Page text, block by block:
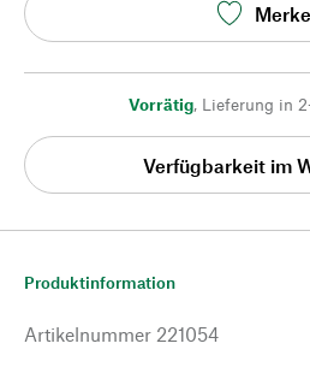
Vorrätig, Lieferung in
Verfügbarkeit im
Produktinformation
Artikelnummer 221054